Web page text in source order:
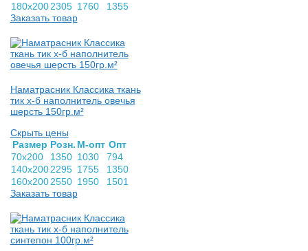
180х200 2305 1760
1355
Заказать товар
Наматрасник Классика ткань
тик х-б наполнитель овечья
шерсть 150гр.м²
Скрыть цены
Раз­мер Розн. М-опт Опт
70х200
1350 1030
794
140х200 2295 1755
1350
160х200 2550 1950
1501
Заказать товар